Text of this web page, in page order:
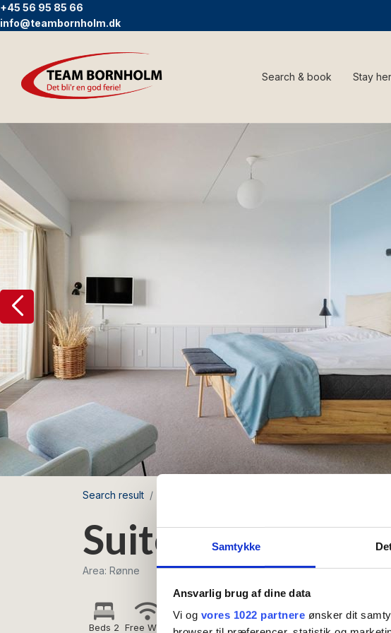
Samtykke
Ansvarlig brug af dine data
Vi og vores 1022 partnere ønsker dit
+45 56 95 85 66
info@teambornholm.dk
Search & book Stay
Search result
Suite - Sea view
Area: Rønne
Beds 2 Free Wi-Fi